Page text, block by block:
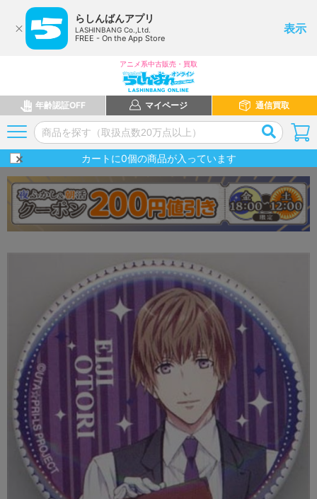
らしんばんアプリ
LASHINBANG Co.,Ltd.
FREE - On the App Store
表示
アニメ系中古販売・買取
年齢認証OFF マイページ 通信買取
カートに0個の商品が入っています